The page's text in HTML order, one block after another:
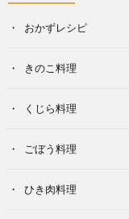
おかずレシピ
きのこ料理
くじら料理
ごぼう料理
ひき肉料理